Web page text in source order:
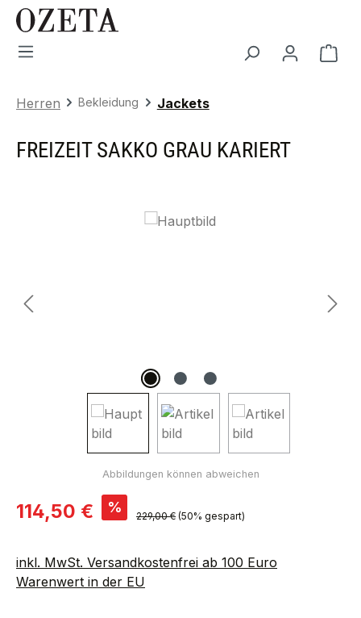
Zum Hauptinhalt springen
Herren Bekleidung Jackets
FREIZEIT SAKKO GRAU KARIERT
Bildergalerie überspringen
Verkaufspreis:
114,50 € % Regulärer Preis:
229,00 € (50% gespart)
inkl. MwSt. Versandkostenfrei ab 100 Euro
Warenwert in der EU